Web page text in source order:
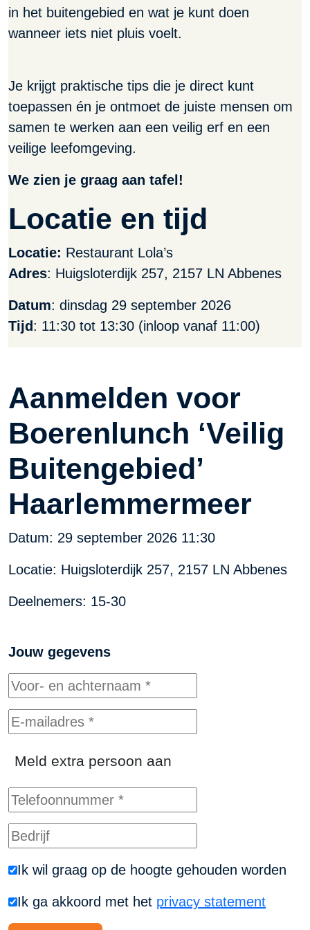
in het buitengebied en wat je kunt doen
wanneer iets niet pluis voelt.
Je krijgt praktische tips die je direct kunt
toepassen én je ontmoet de juiste mensen om
samen te werken aan een veilig erf en een
veilige leefomgeving.
We zien je graag aan tafel!
Locatie en tijd
Locatie: Restaurant Lola’s
Adres: Huigsloterdijk 257, 2157 LN Abbenes
Datum: dinsdag 29 september 2026
Tijd: 11:30 tot 13:30 (inloop vanaf 11:00)
Aanmelden voor
Boerenlunch ‘Veilig
Buitengebied’
Haarlemmermeer
Datum: 29 september 2026 11:30
Locatie: Huigsloterdijk 257, 2157 LN Abbenes
Deelnemers: 15-30
Jouw gegevens
Meld extra persoon aan
Ik wil graag op de hoogte gehouden worden
Ik ga akkoord met het privacy statement